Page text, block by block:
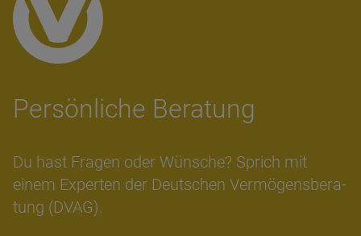
Per­sön­li­che Bera­tung
Du hast Fra­gen oder Wün­sche? Sprich mit
einem Ex­per­ten der Deut­schen Ver­mö­gens­be­ra­
tung (DVAG).